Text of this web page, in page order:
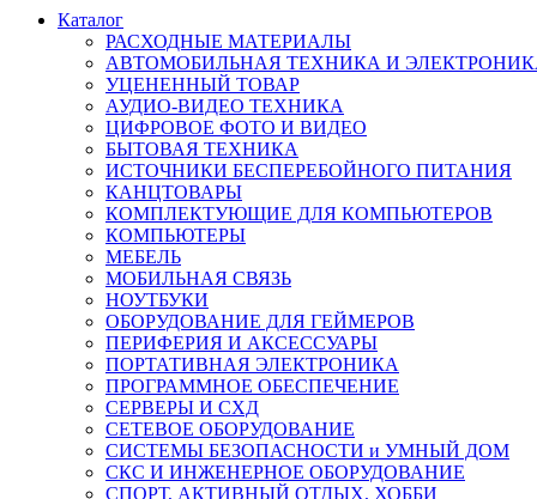
Каталог
РАСХОДНЫЕ МАТЕРИАЛЫ
АВТОМОБИЛЬНАЯ ТЕХНИКА И
УЦЕНЕННЫЙ ТОВАР
АУДИО-ВИДЕО ТЕХНИКА
ЦИФРОВОЕ ФОТО И ВИДЕО
БЫТОВАЯ ТЕХНИКА
ИСТОЧНИКИ БЕСПЕРЕБОЙНОГО ПИТАНИЯ
КАНЦТОВАРЫ
КОМПЛЕКТУЮЩИЕ ДЛЯ КОМПЬЮТЕРОВ
КОМПЬЮТЕРЫ
МЕБЕЛЬ
МОБИЛЬНАЯ СВЯЗЬ
НОУТБУКИ
ОБОРУДОВАНИЕ ДЛЯ ГЕЙМЕРОВ
ПЕРИФЕРИЯ И АКСЕССУАРЫ
ПОРТАТИВНАЯ ЭЛЕКТРОНИКА
ПРОГРАММНОЕ ОБЕСПЕЧЕНИЕ
СЕРВЕРЫ И СХД
СЕТЕВОЕ ОБОРУДОВАНИЕ
СИСТЕМЫ БЕЗОПАСНОСТИ и УМНЫЙ ДОМ
СКС И ИНЖЕНЕРНОЕ ОБОРУДОВАНИЕ
СПОРТ, АКТИВНЫЙ ОТДЫХ, ХОББИ